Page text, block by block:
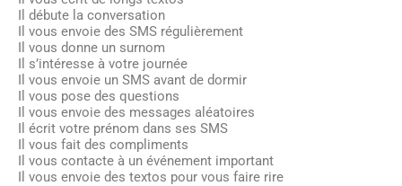
Il débute la conversation
Il vous envoie des SMS régulièrement
Il vous donne un surnom
Il s’intéresse à votre journée
Il vous envoie un SMS avant de dormir
Il vous pose des questions
Il vous envoie des messages aléatoires
Il écrit votre prénom dans ses SMS
Il vous fait des compliments
Il vous contacte à un événement important
Il vous envoie des textos pour vous faire rire